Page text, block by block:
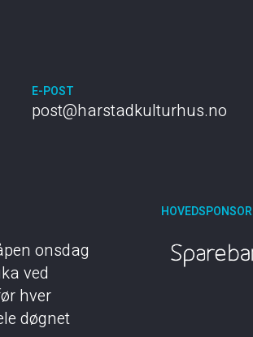
E-POST
post@harstadkulturhus.no
onsdag
ved
hver
døgnet
HOVEDSPONSOR